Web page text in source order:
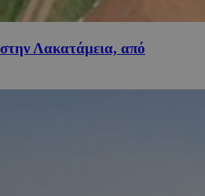
Λακατάμεια, από